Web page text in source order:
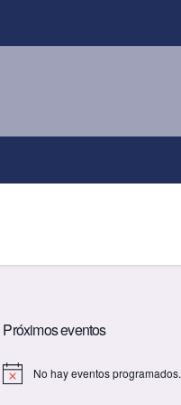
Próximos eventos
A
No hay eventos programados.